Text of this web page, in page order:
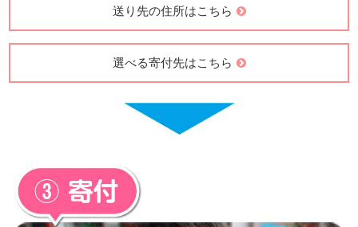
送り先の住所はこちら
選べる寄付先はこちら